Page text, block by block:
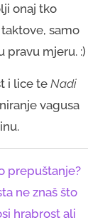
onaj tko
samo
pravu mjeru. :)
i lice te Nadi
vagusa
prepuštanje?
ne znaš što
hrabrost ali